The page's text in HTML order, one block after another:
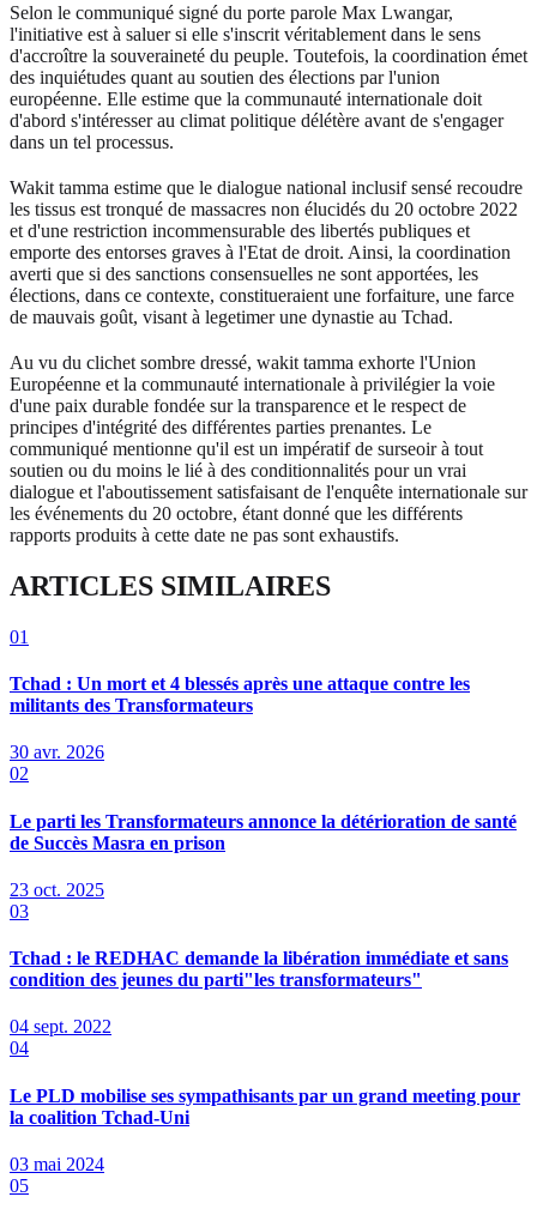
Selon le communiqué signé du porte parole Max Lwangar,
l'initiative est à saluer si elle s'inscrit véritablement dans le sens
d'accroître la souveraineté du peuple. Toutefois, la coordination émet
des inquiétudes quant au soutien des élections par l'union
européenne. Elle estime que la communauté internationale doit
d'abord s'intéresser au climat politique délétère avant de s'engager
dans un tel processus.
Wakit tamma estime que le dialogue national inclusif sensé recoudre
les tissus est tronqué de massacres non élucidés du 20 octobre 2022
et d'une restriction incommensurable des libertés publiques et
emporte des entorses graves à l'Etat de droit. Ainsi, la coordination
averti que si des sanctions consensuelles ne sont apportées, les
élections, dans ce contexte, constitueraient une forfaiture, une farce
de mauvais goût, visant à legetimer une dynastie au Tchad.
Au vu du clichet sombre dressé, wakit tamma exhorte l'Union
Européenne et la communauté internationale à privilégier la voie
d'une paix durable fondée sur la transparence et le respect de
principes d'intégrité des différentes parties prenantes. Le
communiqué mentionne qu'il est un impératif de surseoir à tout
soutien ou du moins le lié à des conditionnalités pour un vrai
dialogue et l'aboutissement satisfaisant de l'enquête internationale sur
les événements du 20 octobre, étant donné que les différents
rapports produits à cette date ne pas sont exhaustifs.
ARTICLES SIMILAIRES
01
Tchad : Un mort et 4 blessés après une attaque contre les
militants des Transformateurs
30 avr. 2026
02
Le parti les Transformateurs annonce la détérioration de santé
de Succès Masra en prison
23 oct. 2025
03
Tchad : le REDHAC demande la libération immédiate et sans
condition des jeunes du parti"les transformateurs"
04 sept. 2022
04
Le PLD mobilise ses sympathisants par un grand meeting pour
la coalition Tchad-Uni
03 mai 2024
05